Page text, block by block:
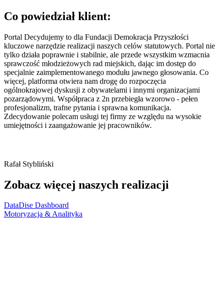
Co powiedział klient:
Portal Decydujemy to dla Fundacji Demokracja Przyszłości
kluczowe narzędzie realizacji naszych celów statutowych. Portal nie
tylko działa poprawnie i stabilnie, ale przede wszystkim wzmacnia
sprawczość młodzieżowych rad miejskich, dając im dostęp do
specjalnie zaimplementowanego modułu jawnego głosowania. Co
więcej, platforma otwiera nam drogę do rozpoczęcia
ogólnokrajowej dyskusji z obywatelami i innymi organizacjami
pozarządowymi. Współpraca z 2n przebiegła wzorowo - pełen
profesjonalizm, trafne pytania i sprawna komunikacja.
Zdecydowanie polecam usługi tej firmy ze względu na wysokie
umiejętności i zaangażowanie jej pracowników.
Rafał Stybliński
Zobacz więcej naszych realizacji
DataDise Dashboard
Motoryzacja & Analityka